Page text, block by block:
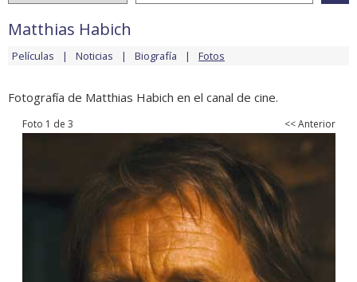
Matthias Habich
Películas Noticias Biografía Fotos
Fotografía de Matthias Habich en el canal de cine.
Foto 1 de 3 << Anterior